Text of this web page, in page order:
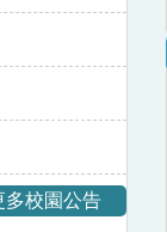
多校園公告